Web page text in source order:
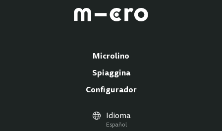
Microlino
Spiaggina
Configurador
Idioma
Español